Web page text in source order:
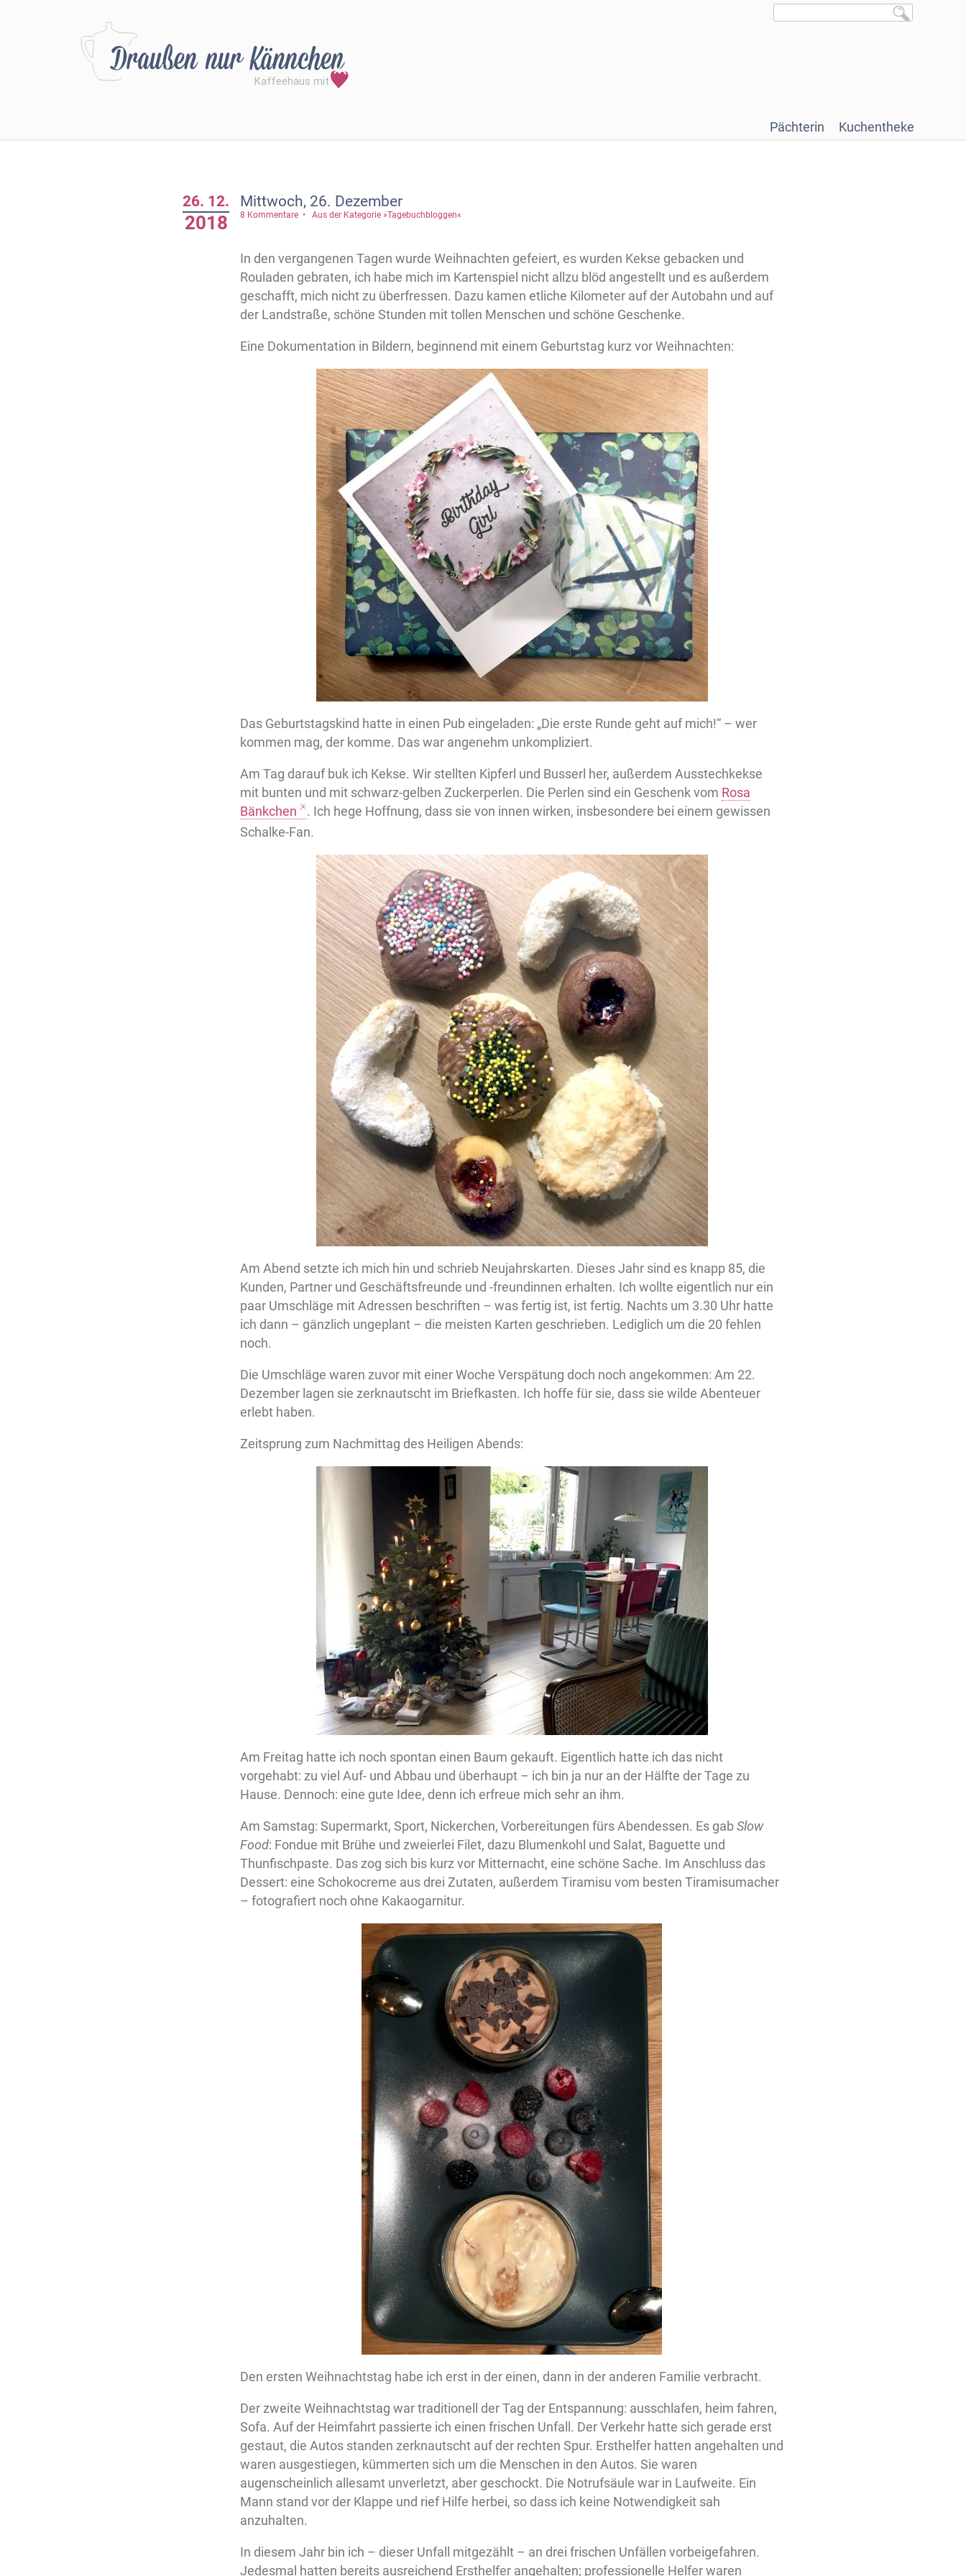
Pächterin Kuchentheke
Mittwoch, 26. Dezember
26. 12.
2018 8 Kommentare Aus der Kategorie »Tagebuchbloggen«
In den vergangenen Tagen wurde Weihnachten gefeiert, es wurden Kekse gebacken und
Rouladen gebraten, ich habe mich im Kartenspiel nicht allzu blöd angestellt und es außerdem
geschafft, mich nicht zu überfressen. Dazu kamen etliche Kilometer auf der Autobahn und auf
der Landstraße, schöne Stunden mit tollen Menschen und schöne Geschenke.
Eine Dokumentation in Bildern, beginnend mit einem Geburtstag kurz vor Weihnachten:
Das Geburtstagskind hatte in einen Pub eingeladen: „Die erste Runde geht auf mich!“ – wer
kommen mag, der komme. Das war angenehm unkompliziert.
Am Tag darauf buk ich Kekse. Wir stellten Kipferl und Busserl her, außerdem Ausstechkekse
mit bunten und mit schwarz-gelben Zuckerperlen. Die Perlen sind ein Geschenk vom Rosa
Bänkchen
. Ich hege Hoffnung, dass sie von innen wirken, insbesondere bei einem gewissen
Schalke-Fan.
Am Abend setzte ich mich hin und schrieb Neujahrskarten. Dieses Jahr sind es knapp 85, die
Kunden, Partner und Geschäftsfreunde und -freundinnen erhalten. Ich wollte eigentlich nur ein
paar Umschläge mit Adressen beschriften – was fertig ist, ist fertig. Nachts um 3.30 Uhr hatte
ich dann – gänzlich ungeplant – die meisten Karten geschrieben. Lediglich um die 20 fehlen
noch.
Die Umschläge waren zuvor mit einer Woche Verspätung doch noch angekommen: Am 22.
Dezember lagen sie zerknautscht im Briefkasten. Ich hoffe für sie, dass sie wilde Abenteuer
erlebt haben.
Zeitsprung zum Nachmittag des Heiligen Abends:
Am Freitag hatte ich noch spontan einen Baum gekauft. Eigentlich hatte ich das nicht
vorgehabt: zu viel Auf- und Abbau und überhaupt – ich bin ja nur an der Hälfte der Tage zu
Hause. Dennoch: eine gute Idee, denn ich erfreue mich sehr an ihm.
Am Samstag: Supermarkt, Sport, Nickerchen, Vorbereitungen fürs Abendessen. Es gabSlow
Food: Fondue mit Brühe und zweierlei Filet, dazu Blumenkohl und Salat, Baguette und
Thunfischpaste. Das zog sich bis kurz vor Mitternacht, eine schöne Sache. Im Anschluss das
Dessert: eine Schokocreme aus drei Zutaten, außerdem Tiramisu vom besten Tiramisumacher
– fotografiert noch ohne Kakaogarnitur.
Den ersten Weihnachtstag habe ich erst in der einen, dann in der anderen Familie verbracht.
Der zweite Weihnachtstag war traditionell der Tag der Entspannung: ausschlafen, heim fahren,
Sofa. Auf der Heimfahrt passierte ich einen frischen Unfall. Der Verkehr hatte sich gerade erst
gestaut, die Autos standen zerknautscht auf der rechten Spur. Ersthelfer hatten angehalten und
waren ausgestiegen, kümmerten sich um die Menschen in den Autos. Sie waren
augenscheinlich allesamt unverletzt, aber geschockt. Die Notrufsäule war in Laufweite. Ein
Mann stand vor der Klappe und rief Hilfe herbei, so dass ich keine Notwendigkeit sah
anzuhalten.
In diesem Jahr bin ich – dieser Unfall mitgezählt – an drei frischen Unfällen vorbeigefahren.
Jedesmal hatten bereits ausreichend Ersthelfer angehalten; professionelle Helfer waren